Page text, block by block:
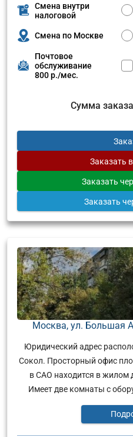
Смена внутри
налоговой
Смена по Москве
Почтовое
обслуживание
800 р./мес.
Сумма заказа
Заказать
Заказать
Заказать
Москва, ул. Большая
Юридический адрес
Сокол. Просторный офис
в САО находится в жилом
Имеет две комнаты с